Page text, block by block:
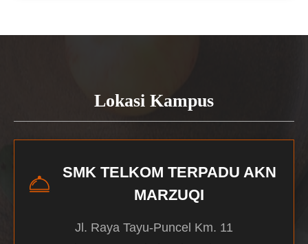
Lokasi Kampus
SMK TELKOM TERPADU AKN
MARZUQI
Jl. Raya Tayu-Puncel Km. 11